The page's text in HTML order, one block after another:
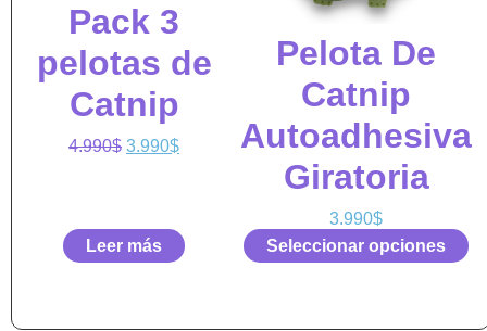
Pack 3
pelotas de
Catnip
4.990$ 3.990$
Leer más
Pelota De
Catnip
Autoadhesiva
Giratoria
3.990$
Seleccionar opciones